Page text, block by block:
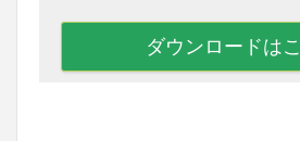
ダウンロードは